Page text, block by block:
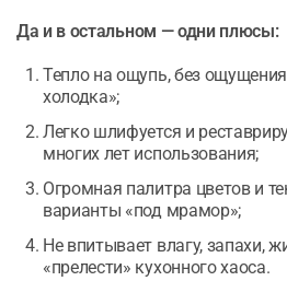
Да и в остальном — одни плюсы:
Тепло на ощупь, без
холодка»;
Легко шлифуется и
многих лет использования;
Огромная палитра цветов и
варианты «под мрамор»;
Не впитывает влагу, запахи,
«прелести» кухонного хаоса.